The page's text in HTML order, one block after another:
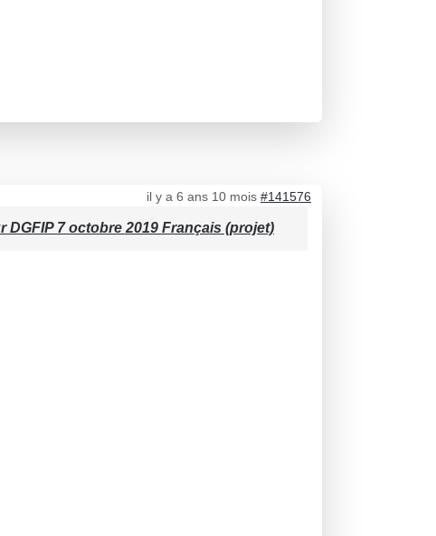
il y a 6 ans 10 mois #141576
7 octobre 2019 Français (projet)